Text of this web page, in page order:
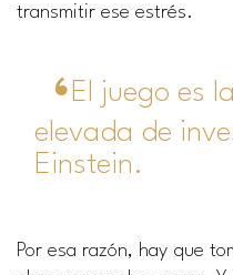
transmitir ese estrés.
El juego es
elevada de
Einstein.
Por esa razón, hay que